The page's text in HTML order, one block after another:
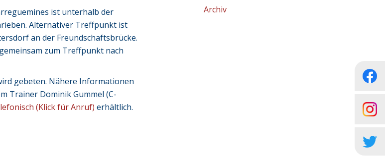
ist unterhalb der
Alternativer Treffpunkt ist
an der Freundschaftsbrücke.
zum Treffpunkt nach
gebeten. Nähere Informationen
Trainer Dominik Gummel (C-
(Klick für Anruf) erhältlich.
Archiv